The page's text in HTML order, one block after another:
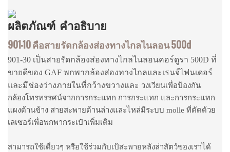
ผลิตภัณฑ์ คำอธิบาย
901-10 คือสายรัดกล้องส่องทางไกลไนลอน 500d
901-30 เป็นสายรัดกล้องส่องทางไกลไนลอนคอร์ดูรา 500D ที่
ขายดีของ GAF พกพากล้องส่องทางไกลและเรนจ์ไฟนเดอร์
และมีช่องว่างภายในที่กว้างขวางและ วงเวียนเพื่อป้องกัน
กล้องโทรทรรศน์จากการกระแทก การกระแทก และการกระแทก
แผงด้านข้าง สายสะพายด้านล่างและไหล่มีระบบ molle ที่ตัดด้วย
เลเซอร์เพื่อพกพากระเป๋าเพิ่มเติม
สามารถใช้เดี่ยวๆ หรือใช้ร่วมกับเป้สะพายหลังล่าสัตว์ของเราได้